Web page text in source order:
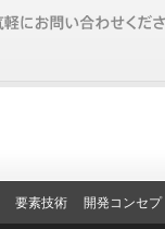
要素技術 開発コンセプ